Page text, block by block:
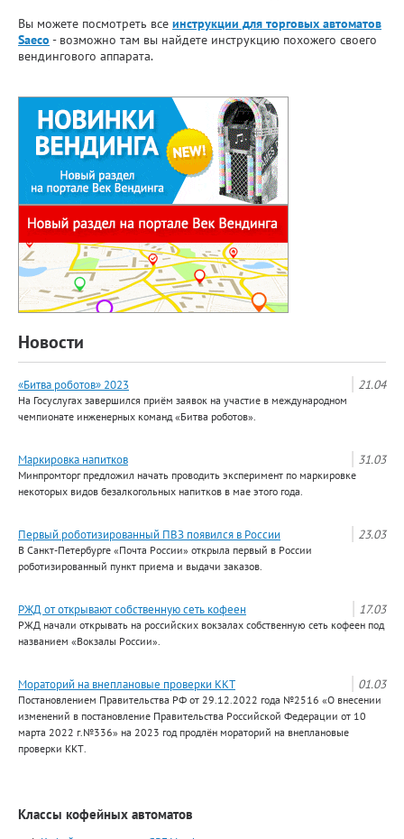
Вы можете посмотреть все инструкции для торговых автоматов
Saeco - возможно там вы найдете инструкцию похожего своего
вендингового аппарата.
Новости
21.04
«Битва роботов» 2023
На Госуслугах завершился приём заявок на участие в международном
чемпионате инженерных команд «Битва роботов».
31.03
Маркировка напитков
Минпромторг предложил начать проводить эксперимент по маркировке
некоторых видов безалкогольных напитков в мае этого года.
23.03
Первый роботизированный ПВЗ появился в России
В Санкт-Петербурге «Почта России» открыла первый в России
роботизированный пункт приема и выдачи заказов.
17.03
РЖД от открывают собственную сеть кофеен
РЖД начали открывать на российских вокзалах собственную сеть кофеен под
названием «Вокзалы России».
01.03
Мораторий на внеплановые проверки ККТ
Постановлением Правительства РФ от 29.12.2022 года №2516 «О внесении
изменений в постановление Правительства Российской Федерации от 10
марта 2022 г.№336» на 2023 год продлён мораторий на внеплановые
проверки ККТ.
Классы кофейных автоматов